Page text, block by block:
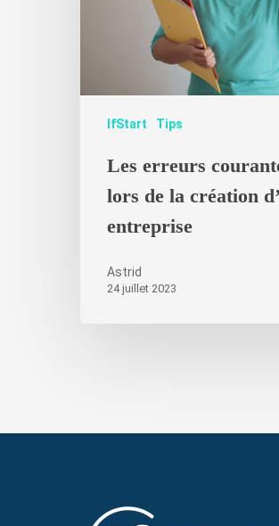
IfStart Tips
Les erreurs
lors de la création
entreprise
Astrid
24 juillet 2023